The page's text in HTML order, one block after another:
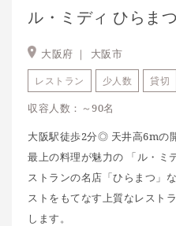
ル・ミディ ひらまつ
大阪府 ｜ 大阪市
レストラン 少人数 貸切
収容人数：～90名
大阪駅徒歩2分◎ 天井高6mの
最上の料理が魅力の 「ル・ミ
ストランの名店「ひらまつ」
ストをもてなす上質なレスト
します。